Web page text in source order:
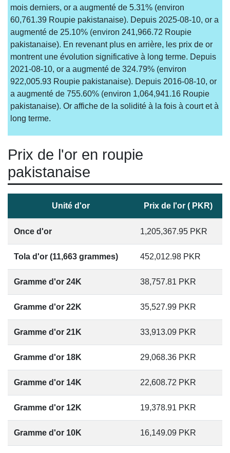
mois derniers, or a augmenté de 5.31% (environ
60,761.39 Roupie pakistanaise). Depuis 2025-08-10, or a
augmenté de 25.10% (environ 241,966.72 Roupie
pakistanaise). En revenant plus en arrière, les prix de or
montrent une évolution significative à long terme. Depuis
2021-08-10, or a augmenté de 324.79% (environ
922,005.93 Roupie pakistanaise). Depuis 2016-08-10, or
a augmenté de 755.60% (environ 1,064,941.16 Roupie
pakistanaise). Or affiche de la solidité à la fois à court et à
long terme.
Prix de l'or en roupie
pakistanaise
Unité d'or Prix de l'or ( PKR)
Once d'or 1,205,367.95 PKR
Tola d'or (11,663 grammes) 452,012.98 PKR
Gramme d'or 24K 38,757.81 PKR
Gramme d'or 22K 35,527.99 PKR
Gramme d'or 21K 33,913.09 PKR
Gramme d'or 18K 29,068.36 PKR
Gramme d'or 14K 22,608.72 PKR
Gramme d'or 12K 19,378.91 PKR
Gramme d'or 10K 16,149.09 PKR